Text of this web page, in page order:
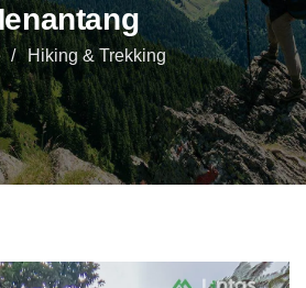
Hiking & Trekking